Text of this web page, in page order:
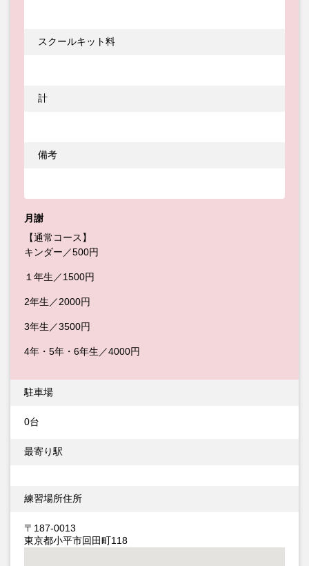
スクールキット料
計
備考
月謝
【通常コース】
キンダー／500円
１年生／1500円
2年生／2000円
3年生／3500円
4年・5年・6年生／4000円
駐車場
0台
最寄り駅
練習場所住所
〒187-0013
東京都小平市回田町118